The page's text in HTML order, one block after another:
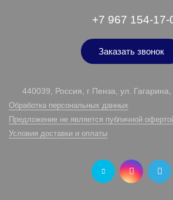
+7 967 154-17-
Заказать звонок
440039, Россия, г Пенза, ул.
Обработка персональных данных
Предложение не является публичной
Условия доставки и оплаты